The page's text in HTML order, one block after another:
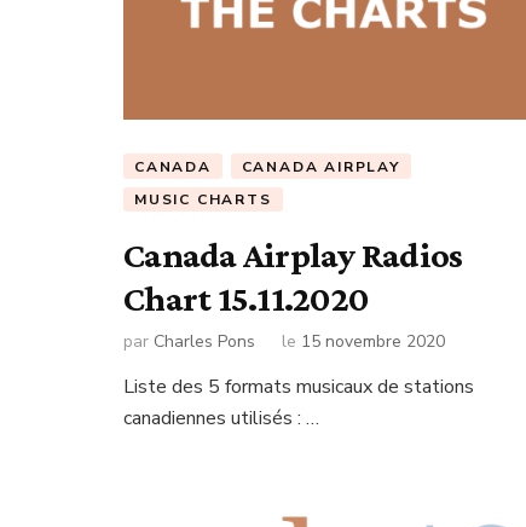
CANADA
CANADA AIRPLAY
MUSIC CHARTS
Canada Airplay Radios
Chart 15.11.2020
par Charles Pons le 15 novembre 2020
Liste des 5 formats musicaux de stations
canadiennes utilisés : …